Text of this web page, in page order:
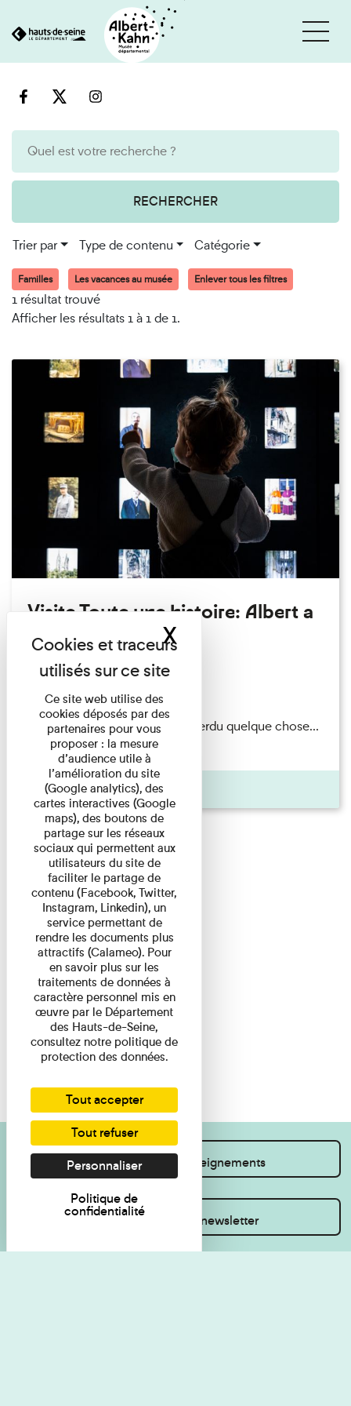
au
RECHERCHER
Trier par Type de contenu Catégorie
Familles Les vacances au musée Enlever tous les filtres
1 résultat trouvé
Afficher les résultats 1 à 1 de 1.
Visite Toute une histoire: Albert a
perdu son chapeau!
Exposition permanente
Du 15/08/2026 au 15/08/2026
Il semblerait qu’Albert Kahn a perdu quelque chose...
Accompagnés d’une ...
Agenda
Je souhaite des renseignements
Inscrivez-vous à la newsletter
Cookies et traceurs utilisés sur ce site
Ce site web utilise des
cookies déposés par des
partenaires pour vous
proposer : la mesure
d’audience utile à
l’amélioration du site
(Google analytics), des
cartes interactives (Google
maps), des boutons de
partage sur les réseaux
sociaux qui permettent aux
utilisateurs du site de
faciliter le partage de
contenu (Facebook, Twitter,
Instagram, Linkedin), un
service permettant de
rendre les documents plus
attractifs (Calameo). Pour
en savoir plus sur les
traitements de données à
caractère personnel mis en
œuvre par le Département
des Hauts-de-Seine,
consultez notre politique de
protection des données.
Tout accepter
Tout refuser
Personnaliser
Politique de
confidentialité
XMasquer le